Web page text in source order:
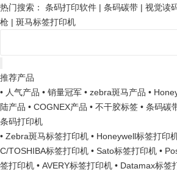
热门搜索： 条码打印软件 | 条码碳带 | 视觉读
枪 | 斑马标签打印机
推荐产品
• 人气产品 • 销量冠军 • zebra斑马产品 •
陆产品 • COGNEX产品 • 不干胶标签 • 条码碳
条码打印机
• Zebra斑马标签打印机 • Honeywell标签打印
C/TOSHIBA标签打印机 • Sato标签打印机 •
签打印机 • AVERY标签打印机 • Datamax标签